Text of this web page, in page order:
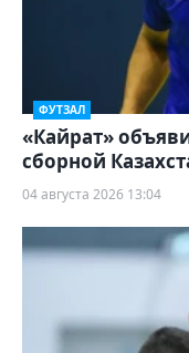
ФУТЗАЛ
«Кайрат»
сборной
04 августа 2026 13:04